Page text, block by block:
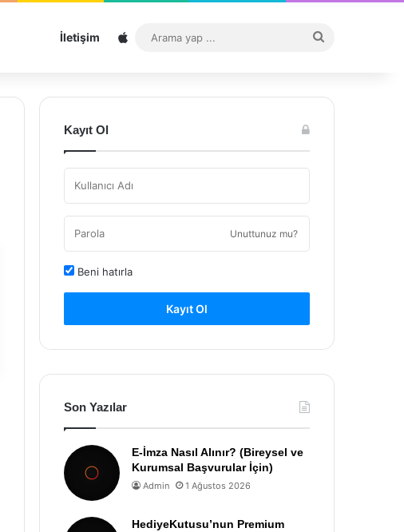
İletişim Sitemap
...
Kayıt Ol
Unuttunuz mu?
Beni hatırla
Kayıt Ol
Son Yazılar
E-İmza Nasıl Alınır? (Bireysel ve
Kurumsal Başvurular İçin)
Admin 1 Ağustos 2026
HediyeKutusu’nun Premium